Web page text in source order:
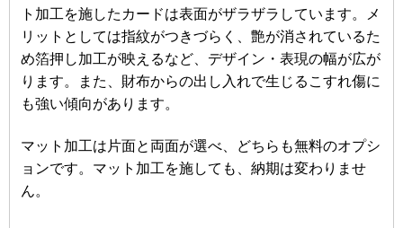
ト加工を施したカードは表面がザラザラしています。メ
リットとしては指紋がつきづらく、艶が消されているた
め箔押し加工が映えるなど、デザイン・表現の幅が広が
ります。また、財布からの出し入れで生じるこすれ傷に
も強い傾向があります。
マット加工は片面と両面が選べ、どちらも無料のオプシ
ョンです。マット加工を施しても、納期は変わりませ
ん。